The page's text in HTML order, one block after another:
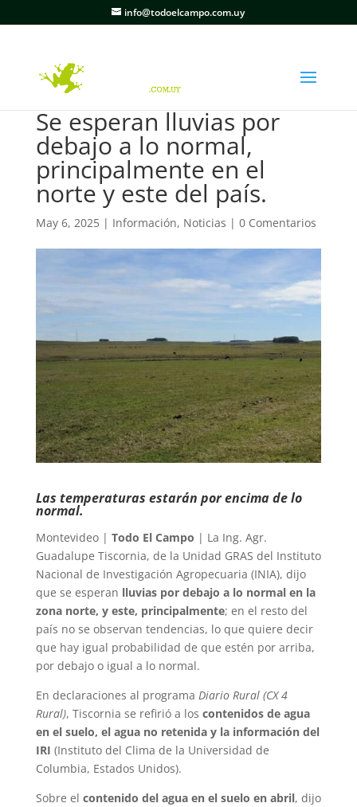
info@todoelcampo.com.uy
Se esperan lluvias por
debajo a lo normal,
principalmente en el
norte y este del país.
May 6, 2025| Información, Noticias | 0 Comentarios
Las temperaturas estarán por encima de lo
normal.
Montevideo | Todo El Campo | La Ing. Agr.
Guadalupe Tiscornia, de la Unidad GRAS del Instituto
Nacional de Investigación Agropecuaria (INIA), dijo
que se esperan lluvias por debajo a lo normal en la
zona norte, y este, principalmente; en el resto del
país no se observan tendencias, lo que quiere decir
que hay igual probabilidad de que estén por arriba,
por debajo o igual a lo normal.
En declaraciones al programa Diario Rural (CX 4
Rural), Tiscornia se refirió a los contenidos de agua
en el suelo, el agua no retenida y la información del
IRI (Instituto del Clima de la Universidad de
Columbia, Estados Unidos).
Sobre el contenido del agua en el suelo en abril, dijo